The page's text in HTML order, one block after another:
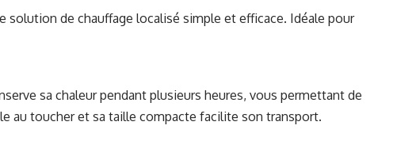
de chauffage localisé simple et efficace. Idéale pour
sa chaleur pendant plusieurs heures, vous permettant de
au toucher et sa taille compacte facilite son transport.